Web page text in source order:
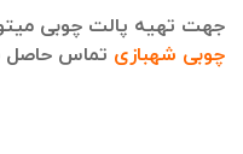
جهت تهیه پالت چوبی
چوبی شهبازی تماس حاصل